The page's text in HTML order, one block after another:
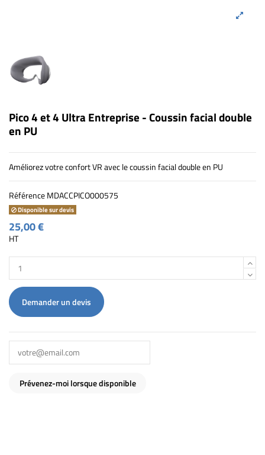
Pico 4 et 4 Ultra Entreprise - Coussin facial double
en PU
Améliorez votre confort VR avec le coussin facial double en PU
RéférenceMDACCPICO000575
Disponible sur devis
25,00 €
HT
Demander un devis